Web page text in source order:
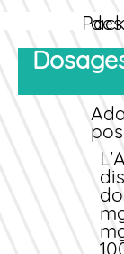
ou
Pack
Pack
Pack
Dosages et formes galéniques